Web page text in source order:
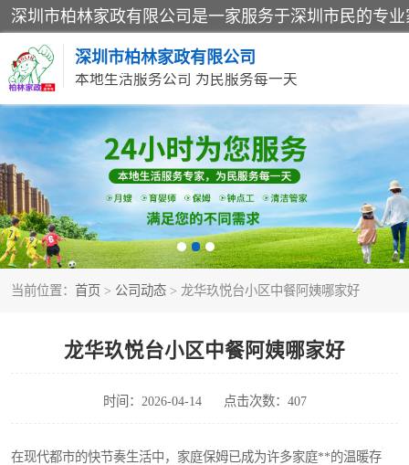
深圳市柏林家政有限公司
本地生活服务公司 为民服务每一天
当前位置： 首页 > 公司动态 > 龙华玖悦台小区中餐阿姨哪家好
龙华玖悦台小区中餐阿姨哪家好
时间：2026-04-14 点击次数：407
在现代都市的快节奏生活中，家庭保姆已成为许多家庭**的温暖存
家居保洁
家庭保姆